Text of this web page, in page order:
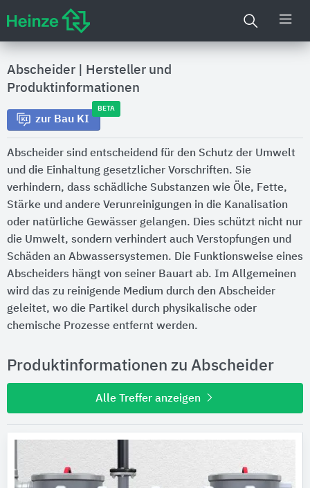
Abscheider
Hersteller und
Produktinformationen
zur Bau KI
BETA
Abscheider sind entscheidend für den Schutz der Umwelt
und die Einhaltung gesetzlicher Vorschriften. Sie
verhindern, dass schädliche Substanzen wie Öle, Fette,
Stärke und andere Verunreinigungen in die Kanalisation
oder natürliche Gewässer gelangen. Dies schützt nicht nur
die Umwelt, sondern verhindert auch Verstopfungen und
Schäden an Abwassersystemen. Die Funktionsweise eines
Abscheiders hängt von seiner Bauart ab. Im Allgemeinen
wird das zu reinigende Medium durch den Abscheider
geleitet, wo die Partikel durch physikalische oder
chemische Prozesse entfernt werden.
Produktinformationen zu Abscheider
Alle Treffer anzeigen